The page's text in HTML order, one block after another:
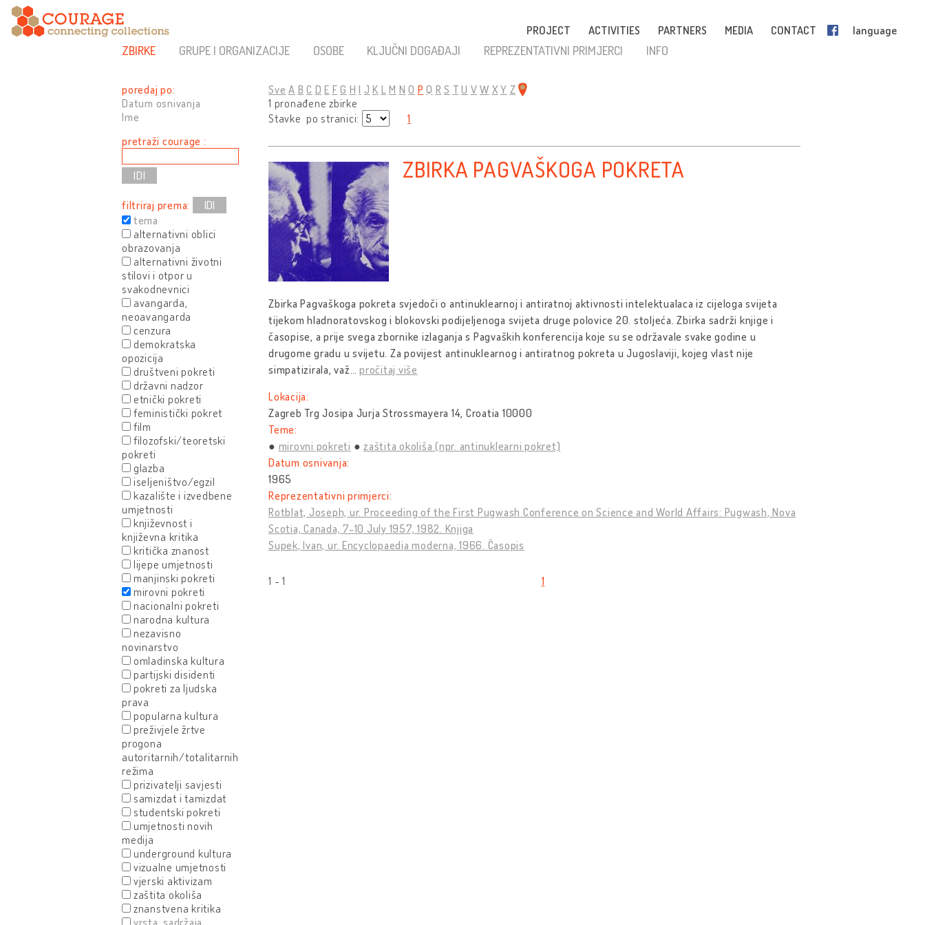
PROJECT ACTIVITIES PARTNERS MEDIA CONTACT language
ZBIRKE GRUPE I ORGANIZACIJE OSOBE KLJUČNI DOGAĐAJI REPREZENTATIVNI PRIMJERCI INFO
poredaj po:
Datum osnivanja
Ime
pretraži courage :
filtriraj prema:
IDI
tema
alternativni oblici
obrazovanja
alternativni životni
stilovi i otpor u
svakodnevnici
avangarda,
neoavangarda
cenzura
demokratska
opozicija
društveni pokreti
državni nadzor
etnički pokreti
feministički pokret
film
filozofski/teoretski
pokreti
glazba
iseljeništvo/egzil
kazalište i izvedbene
umjetnosti
književnost i
književna kritika
kritička znanost
lijepe umjetnosti
manjinski pokreti
mirovni pokreti
nacionalni pokreti
narodna kultura
nezavisno
novinarstvo
omladinska kultura
partijski disidenti
pokreti za ljudska
prava
popularna kultura
preživjele žrtve
progona
autoritarnih/totalitarnih
režima
prizivatelji savjesti
samizdat i tamizdat
studentski pokreti
umjetnosti novih
medija
underground kultura
vizualne umjetnosti
vjerski aktivizam
zaštita okoliša
znanstvena kritika
vrsta sadržaja
Sve A B C D E F G H I J K L M N O P Q R S T U V W X Y Z
1 pronađene zbirke
Stavke po stranici:
1
ZBIRKA PAGVAŠKOGA POKRETA
Zbirka Pagvaškoga pokreta svjedoči o antinuklearnoj i antiratnoj aktivnosti intelektualaca iz cijeloga svijeta
tijekom hladnoratovskog i blokovski podijeljenoga svijeta druge polovice 20. stoljeća. Zbirka sadrži knjige i
časopise, a prije svega zbornike izlaganja s Pagvaških konferencija koje su se održavale svake godine u
drugome gradu u svijetu. Za povijest antinuklearnog i antiratnog pokreta u Jugoslaviji, kojeg vlast nije
simpatizirala, važ… pročitaj više
Lokacija:
Zagreb Trg Josipa Jurja Strossmayera 14, Croatia 10000
Teme:
mirovni pokreti
zaštita okoliša (npr. antinuklearni pokret)
Datum osnivanja:
1965
Reprezentativni primjerci:
Rotblat, Joseph, ur. Proceeding of the First Pugwash Conference on Science and World Affairs: Pugwash, Nova
Scotia, Canada, 7-10 July 1957, 1982. Knjiga
Supek, Ivan, ur. Encyclopaedia moderna, 1966. Časopis
1 - 1 1